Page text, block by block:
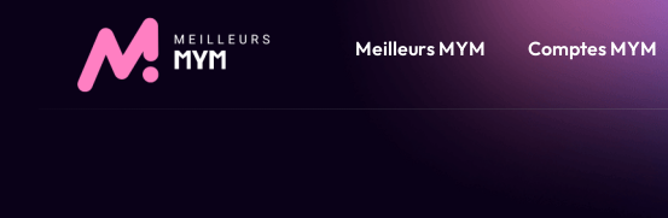
Meilleurs MYM Comptes MYM